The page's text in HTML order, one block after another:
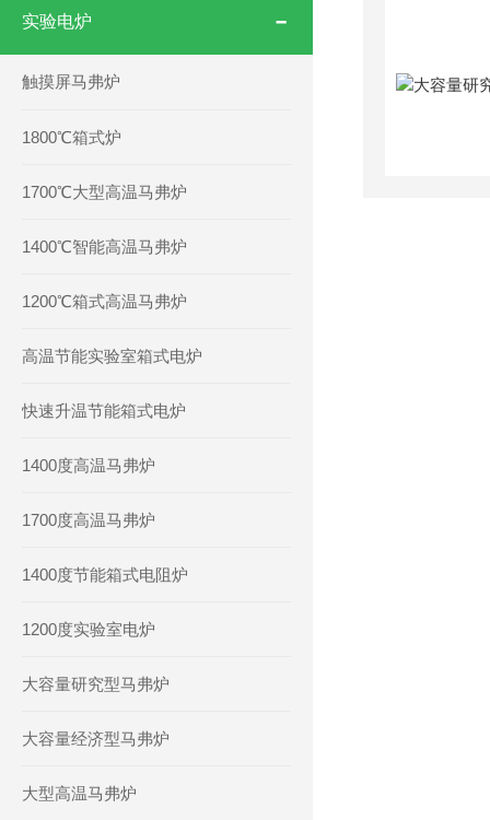
实验电炉
触摸屏马弗炉
1800℃箱式炉
1700℃大型高温马弗炉
1400℃智能高温马弗炉
1200℃箱式高温马弗炉
高温节能实验室箱式电炉
快速升温节能箱式电炉
1400度高温马弗炉
1700度高温马弗炉
1400度节能箱式电阻炉
1200度实验室电炉
大容量研究型马弗炉
大容量经济型马弗炉
大型高温马弗炉